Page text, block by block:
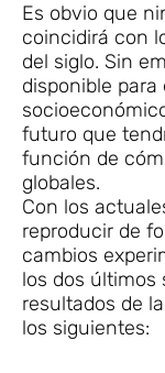
Es obvio que
coincidirá con
del siglo. Sin
disponible para
futuro que
función de
globales.
Con los
reproducir de
cambios
los dos últimos
resultados de
los siguientes: